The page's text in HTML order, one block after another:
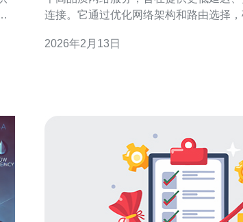
连接。它通过优化网络架构和路由选择
络的企业和用户。 问题二：三网CN2在新加坡的主要应用
2026年2月13日